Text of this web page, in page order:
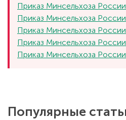
Приказ Минсельхоза
Приказ Минсельхоза
Приказ Минсельхоза
Приказ Минсельхоза
Приказ Минсельхоза
Популярные